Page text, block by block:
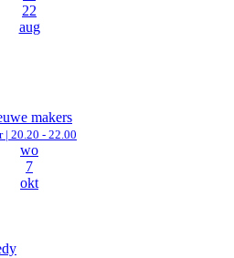
22
aug
makers
| 20.20 - 22.00
wo
7
okt